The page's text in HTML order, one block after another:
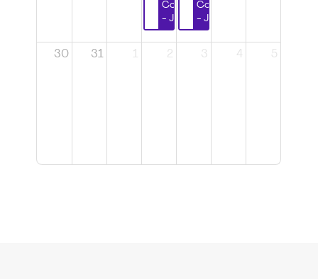
Complexes
- Jour 1
Complexes
- Jour 2
30 31 1 2 3 4 5